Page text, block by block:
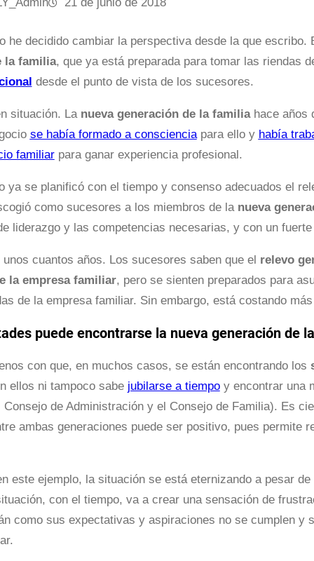
he decidido cambiar la perspectiva desde la que
la familia, que ya está preparada para tomar las riendas
desde el punto de vista de los sucesores.
situación. La nueva generación de la familiahace años
se había formado a conscienciapara ello y había
familiarpara ganar experiencia profesional.
ya se planificó con el tiempo y consenso adecuados el
como sucesores a los miembros de la nueva
liderazgo y las competencias necesarias, y con un
unos cuantos años. Los sucesores saben que el relevo
la empresa familiar, pero se sienten preparados para
de la empresa familiar. Sin embargo, está costando
puede encontrarse la nueva generación de
con que, en muchos casos, se están encontrando los
ellos ni tampoco sabe jubilarse a tiempoy encontrar una
Consejo de Administración y el Consejo de Familia). Es
ambas generaciones puede ser positivo, pues permite
este ejemplo, la situación se está eternizando a pesar
con el tiempo, va a crear una sensación de
como sus expectativas y aspiraciones no se cumplen y